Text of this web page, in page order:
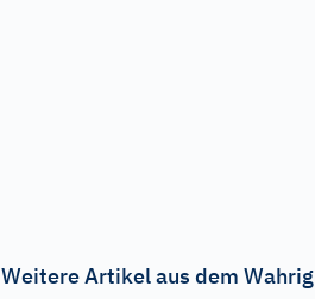
Weitere Artikel aus dem Wahrig